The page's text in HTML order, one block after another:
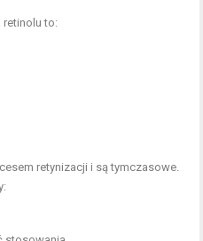
to:
retynizacji i są tymczasowe.